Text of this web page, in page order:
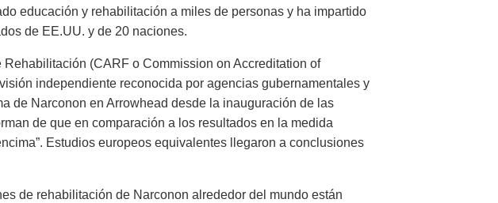
educación y rehabilitación a miles de personas y ha impartido
de EE.UU. y de 20 naciones.
(CARF o Commission on Accreditation of
independiente reconocida por agencias gubernamentales y
de Narconon en Arrowhead desde la inauguración de las
de que en comparación a los resultados en la medida
Estudios europeos equivalentes llegaron a conclusiones
de rehabilitación de Narconon alrededor del mundo están